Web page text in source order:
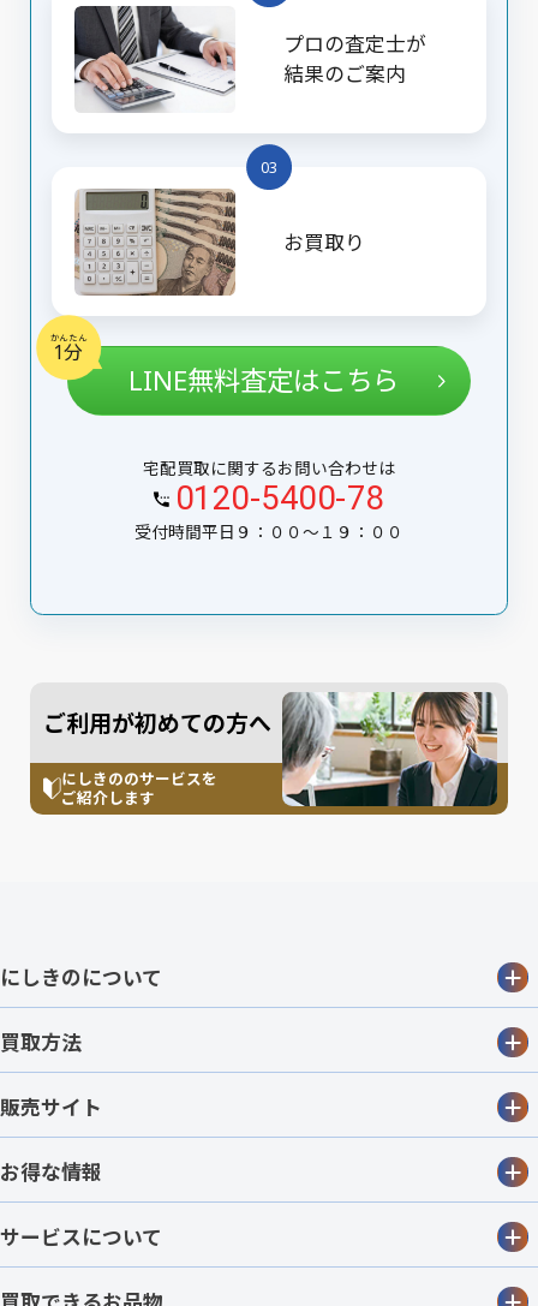
プロの査定士が
結果のご案内
03
お買取り
かんたん
1分
LINE無料査定はこちら
宅配買取に関するお問い合わせは
0120-5400-78
受付時間平日９：００〜１９：００
ご利用が初めての方へ
にしきののサービスを
ご紹介します
にしきのについて
買取方法
販売サイト
お得な情報
サービスについて